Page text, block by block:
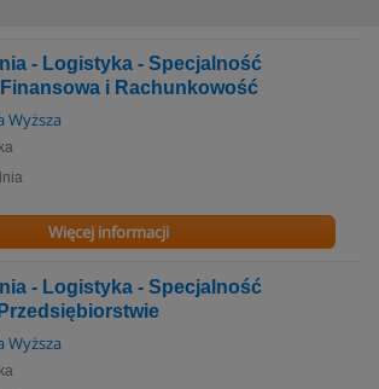
- Logistyka - Specjalność
i Rachunkowość
Wyższa
Więcej informacji
- Logistyka - Specjalność
Wyższa